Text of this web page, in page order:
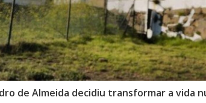
de Almeida decidiu transformar a vida